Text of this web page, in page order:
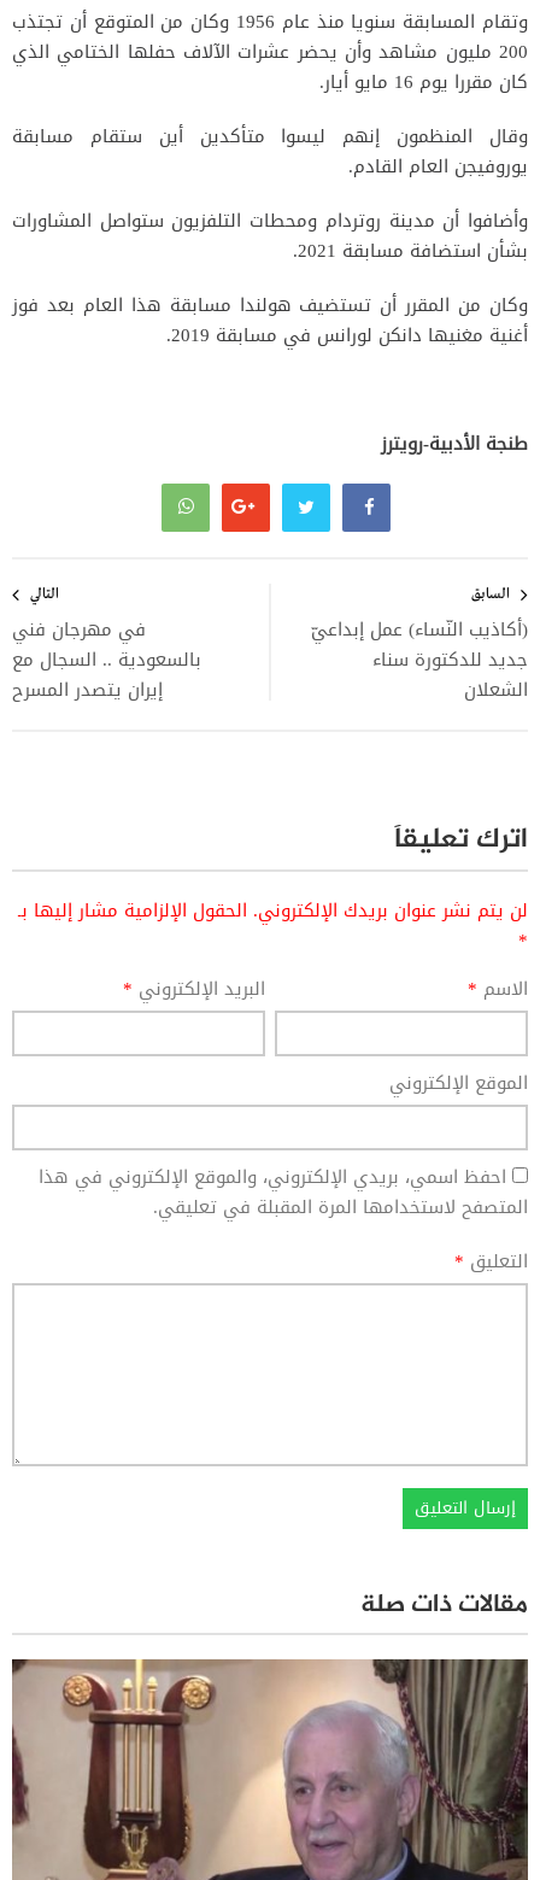
وتقام المسابقة سنويا منذ عام 1956 وكان من المتوقع أن تجتذب
200 مليون مشاهد وأن يحضر عشرات الآلاف حفلها الختامي الذي
كان مقررا يوم 16 مايو أيار.
وقال المنظمون إنهم ليسوا متأكدين أين ستقام مسابقة
يوروفيجن العام القادم.
وأضافوا أن مدينة روتردام ومحطات التلفزيون ستواصل المشاورات
بشأن استضافة مسابقة 2021.
وكان من المقرر أن تستضيف هولندا مسابقة هذا العام بعد فوز
أغنية مغنيها دانكن لورانس في مسابقة 2019.
طنجة الأدبية-رويترز
المقالات
السابق
(أكاذيب النّساء) عمل إبداعيّ
جديد للدكتورة سناء
الشعلان
التالي
في مهرجان فني
بالسعودية .. السجال مع
إيران يتصدر المسرح
اترك تعليقاً
لن يتم نشر عنوان بريدك الإلكتروني. الحقول الإلزامية مشار إليها بـ
*
الاسم * البريد الإلكتروني *
الموقع الإلكتروني
احفظ اسمي، بريدي الإلكتروني، والموقع الإلكتروني في هذا
المتصفح لاستخدامها المرة المقبلة في تعليقي.
التعليق *
مقالات ذات صلة